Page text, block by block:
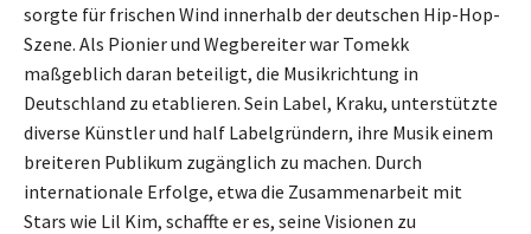
sorgte für frischen Wind innerhalb der deutschen Hip-Hop-
Szene. Als Pionier und Wegbereiter war Tomekk
maßgeblich daran beteiligt, die Musikrichtung in
Deutschland zu etablieren. Sein Label, Kraku, unterstützte
diverse Künstler und half Labelgründern, ihre Musik einem
breiteren Publikum zugänglich zu machen. Durch
internationale Erfolge, etwa die Zusammenarbeit mit
Stars wie Lil Kim, schaffte er es, seine Visionen zu